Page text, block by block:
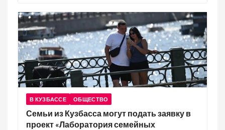
В КУЗБАССЕ ОБЩЕСТВО
Семьи из Кузбасса могут подать заявку в
проект «Лаборатория семейных